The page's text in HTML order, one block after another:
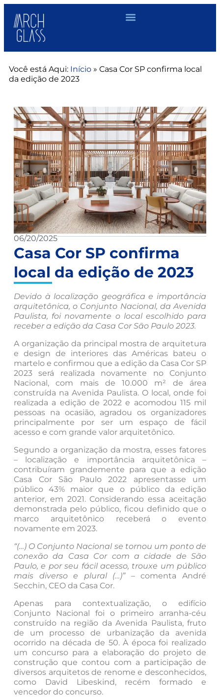
Você está Aqui: Início » Casa Cor SP confirma local
da edição de 2023
06/20/2025
Casa Cor SP confirma
local da edição de 2023
Devido à localização geográfica e importância
arquitetônica, o Conjunto Nacional, da Avenida
Paulista, foi novamente o local escolhido para
receber a edição da Casa Cor São Paulo 2023.
A organização da principal mostra de arquitetura
e design de interiores das Américas bateu o
martelo e confirmou que a edição da Casa Cor SP
2023 será realizada novamente no Conjunto
Nacional, com mais de 10.000 m² de área
construída na Avenida Paulista. O local, onde foi
realizada a edição de 2022 e acomodou 115 mil
pessoas na ocasião, agradou os organizadores
principalmente por ser um espaço de fácil
acesso e com grande valor arquitetônico.
Segundo a organização da mostra, esses fatores
– localização e importância arquitetônica –
contribuíram grandemente para que a edição
Casa Cor São Paulo 2022 apresentasse um
público 43% maior que o público da edição
anterior, em 2021. Considerando essa aceitação
demonstrada pelo público, ficou definido que o
marco arquitetônico receberá o evento
novamente em 2023.
“(…) O Conjunto Nacional se tornou um ponto de
conexão da Casa Cor com a cidade de São
Paulo, e por seu fácil acesso, trouxe um público
mais diverso e plural (…)”– comenta André
Secchin, CEO da Casa Cor.
Apenas para contextualização, o edifício
Conjunto Nacional foi o primeiro arranha-céu
construído na região da Avenida Paulista, fruto
de um processo de urbanização da avenida
ocorrido na década de 50. À época foi realizado
um concurso para a elaboração do projeto de
construção que contou com a participação de
diversos arquitetos de renome e desconhecidos,
como David Libeskind, recém formado e
vencedor do concurso.